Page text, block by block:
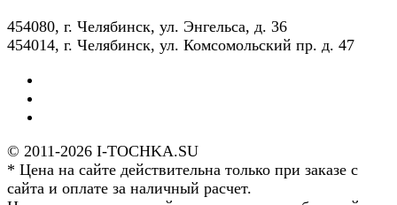
​454080, г. Челябинск, ул. Энгельса, д. 36
454014, г. Челябинск, ул. Комсомольский пр. д. 47
© 2011-2026 I-TOCHKA.SU
* Цена на сайте действительна только при заказе с
сайта и оплате за наличный расчет.